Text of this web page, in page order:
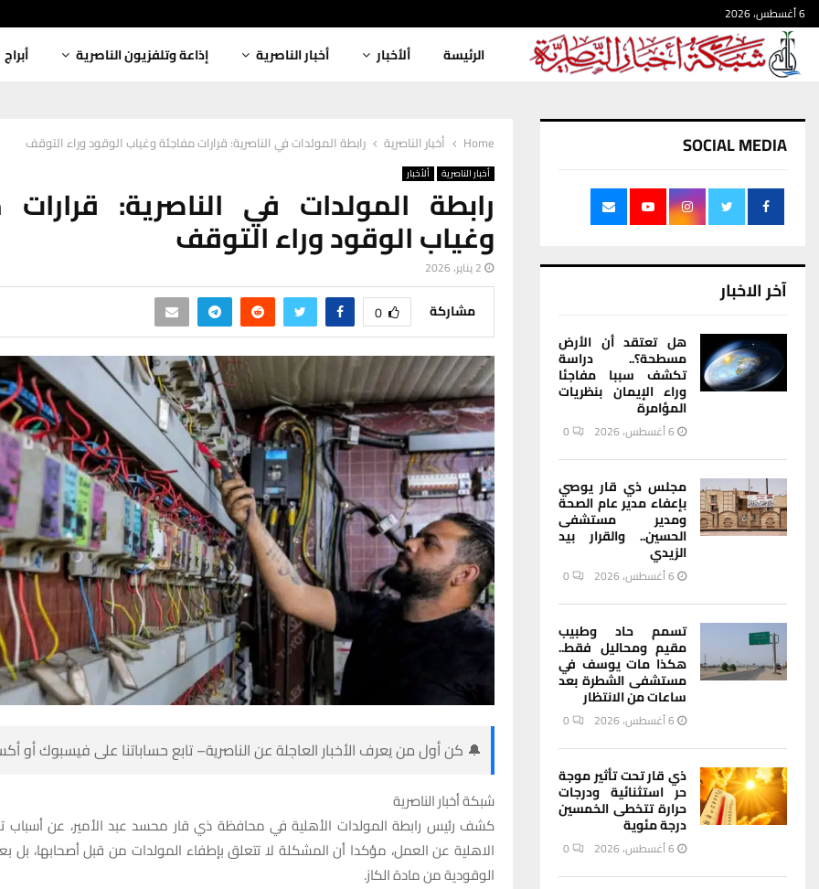
6 أغسطس، 2026
الرئيسة ألأخبار أخبار الناصرية إذاعة وتلفزيون الناصرية أبراج
Home أخبار الناصرية رابطة المولدات في الناصرية: قرارات مفاجئة وغياب الوقود وراء التوقف
أخبار الناصرية ألأخبار
رابطة المولدات في الناصرية: قرارات
وغياب الوقود وراء التوقف
2 يناير، 2026
مشاركة 0
🔔 كن أول من يعرف الأخبار العاجلة عن الناصرية– تابع حساباتنا على فيسبوك أو
شبكة أخبار الناصرية
كشف رئيس رابطة المولدات الأهلية في محافظة ذي قار محسد عبد الأمير، عن أسباب
الاهلية عن العمل، مؤكدا أن المشكلة لا تتعلق بإطفاء المولدات من قبل أصحابها، بل
الوقودية من مادة الكاز.
SOCIAL MEDIA
آخر الاخبار
هل تعتقد أن الأرض
مسطحة؟.. دراسة
تكشف سببا مفاجئا
وراء الإيمان بنظريات
المؤامرة
6 أغسطس، 2026 0
مجلس ذي قار يوصي
بإعفاء مدير عام الصحة
ومدير مستشفى
الحسين.. والقرار بيد
الزيدي
6 أغسطس، 2026 0
تسمم حاد وطبيب
مقيم ومحاليل فقط..
هكذا مات يوسف في
مستشفى الشطرة بعد
ساعات من الانتظار
6 أغسطس، 2026 0
ذي قار تحت تأثير موجة
حر استثنائية ودرجات
حرارة تتخطى الخمسين
درجة مئوية
6 أغسطس، 2026 0